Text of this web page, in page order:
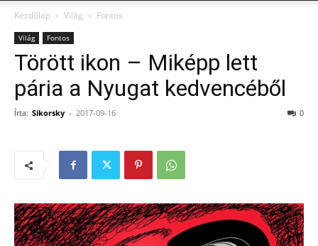
Kezdőlap Világ Fontos
Világ Fontos
Törött ikon – Miképp lett
pária a Nyugat kedvencéből
Írta: Sikorsky - 2017-09-16 0